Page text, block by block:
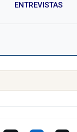
ENTREVISTAS